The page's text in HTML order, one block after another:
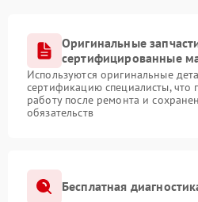
Оригинальные
сертифицированные
Используются оригинальные
сертификацию специалисты, что
работу после ремонта и
обязательств
Бесплатная